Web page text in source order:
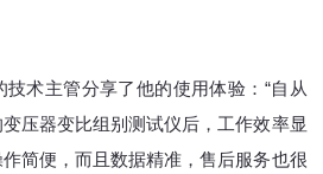
术主管分享了他的使用体验：“自从
压器变比组别测试仪后，工作效率显
简便，而且数据精准，售后服务也很